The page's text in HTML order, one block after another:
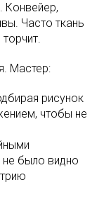
Конвейер,
Часто ткань
Мастер:
рисунок
чтобы не
было видно